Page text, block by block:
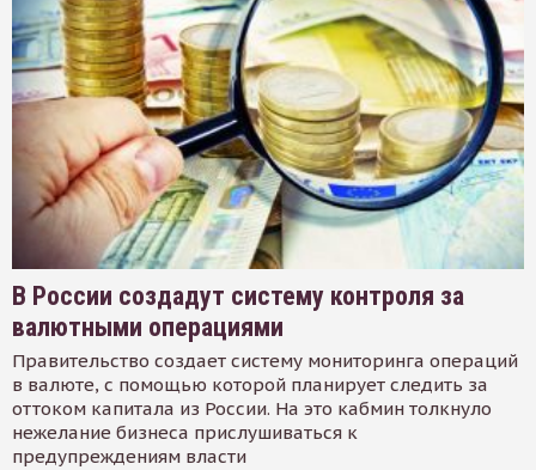
В России создадут систему контроля за
валютными операциями
Правительство создает систему мониторинга операций
в валюте, с помощью которой планирует следить за
оттоком капитала из России. На это кабмин толкнуло
нежелание бизнеса прислушиваться к
предупреждениям власти